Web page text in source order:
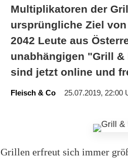
Multiplikatoren der
ursprüngliche Ziel
2042 Leute aus
unabhängigen "Grill &
sind jetzt online und
Fleisch & Co 25.07.2019, 22:00
Grillen erfreut sich immer